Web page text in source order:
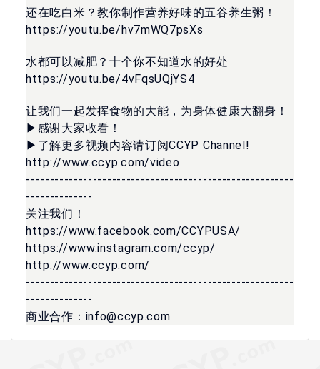
还在吃白米？教你制作营养好味的五谷养生粥！
https://youtu.be/hv7mWQ7psXs
水都可以减肥？十个你不知道水的好处
https://youtu.be/4vFqsUQjYS4
让我们一起发挥食物的大能，为身体健康大翻身！
▶感谢大家收看！
▶了解更多视频内容请订阅CCYP Channel!
http://www.ccyp.com/video
--------------------------------------------------------
--------------
关注我们！
https://www.facebook.com/CCYPUSA/
https://www.instagram.com/ccyp/
http://www.ccyp.com/
--------------------------------------------------------
--------------
商业合作：info@ccyp.com